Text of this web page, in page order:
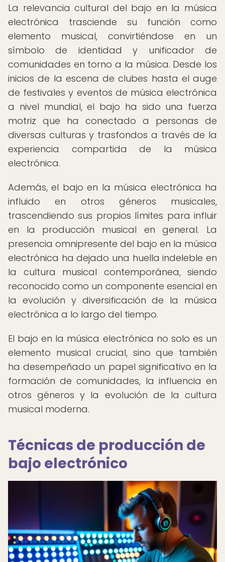
La relevancia cultural del bajo en la música
electrónica trasciende su función como
elemento musical, convirtiéndose en un
símbolo de identidad y unificador de
comunidades en torno a la música. Desde los
inicios de la escena de clubes hasta el auge
de festivales y eventos de música electrónica
a nivel mundial, el bajo ha sido una fuerza
motriz que ha conectado a personas de
diversas culturas y trasfondos a través de la
experiencia compartida de la música
electrónica.
Además, el bajo en la música electrónica ha
influido en otros géneros musicales,
trascendiendo sus propios límites para influir
en la producción musical en general. La
presencia omnipresente del bajo en la música
electrónica ha dejado una huella indeleble en
la cultura musical contemporánea, siendo
reconocido como un componente esencial en
la evolución y diversificación de la música
electrónica a lo largo del tiempo.
El bajo en la música electrónica no solo es un
elemento musical crucial, sino que también
ha desempeñado un papel significativo en la
formación de comunidades, la influencia en
otros géneros y la evolución de la cultura
musical moderna.
Técnicas de producción de
bajo electrónico